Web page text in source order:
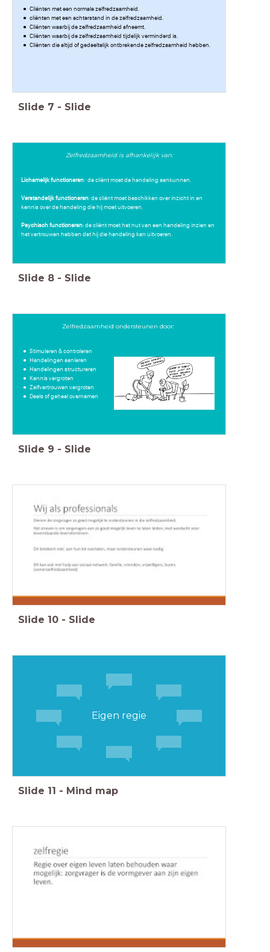
Cliënten met een normale zelfredzaamheid.
cliënten met een achterstand in de zelfredzaamheid.
Cliënten waarbij de zelfredzaamheid afneemt.
Cliënten waarbij de zelfredzaamheid tijdelijk verminderd is.
Cliënten die altijd of gedeeltelijk ontbrekende zelfredzaamheid hebben.
Slide 7 - Slide
Zelfredzaamheid is afhankelijk van:
Lichamelijk functioneren: de cliënt moet de handeling aankunnen.
Verstandelijk functioneren: de cliënt moet beschikken over inzicht in en
kennis over de handeling die hij moet uitvoeren.
Psychisch functioneren: de cliënt moet het nut van een handeling inzien en
het vertrouwen hebben dat hij die handeling kan uitvoeren.
Slide 8 - Slide
Zelfredzaamheid ondersteunen door:
Stimuleren & controleren
Handelingen aanleren
Handelingen structureren
Kennis vergroten
Zelfvertrouwen vergroten
Deels of geheel overnemen
Slide 9 - Slide
Slide 10 - Slide
Eigen regie
Slide 11 - Mind map